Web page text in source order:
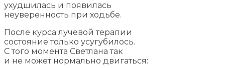
ухудшилась и появилась
неуверенность при ходьбе.
После курса лучевой терапии
состояние только усугубилось.
С того момента Светлана так
и не может нормально двигаться: